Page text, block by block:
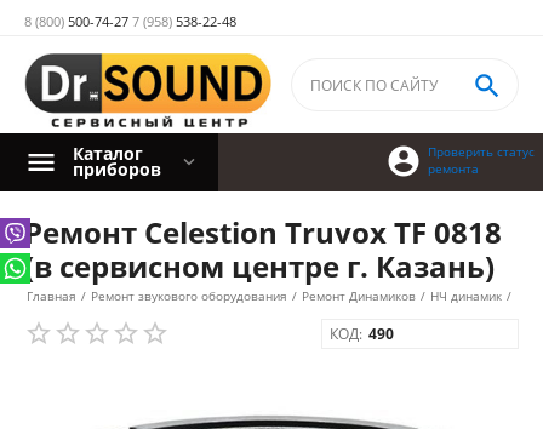
8 (800) 500-74-27 7 (958) 538-22-48
Проверить статус
ремонта


Каталог
приборов
Ремонт Celestion Truvox TF 0818
(в сервисном центре г. Казань)
Главная / Ремонт звукового оборудования / Ремонт Динамиков / НЧ динамик /
КОД: 490